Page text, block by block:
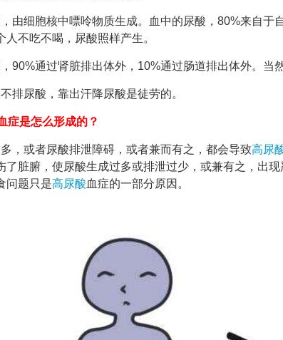
由细胞核中嘌呤物质生成。血中的尿酸，80%来自于
人不吃不喝，尿酸照样产生。
90%通过肾脏排出体外，10%通过肠道排出体外。当
排尿酸，靠出汗降尿酸是徒劳的。
症是怎么形成的？
，或者尿酸排泄障碍，或者兼而有之，都会导致高尿
了脏腑，使尿酸生成过多或排泄过少，或兼有之，出
问题只是高尿酸血症的一部分原因。